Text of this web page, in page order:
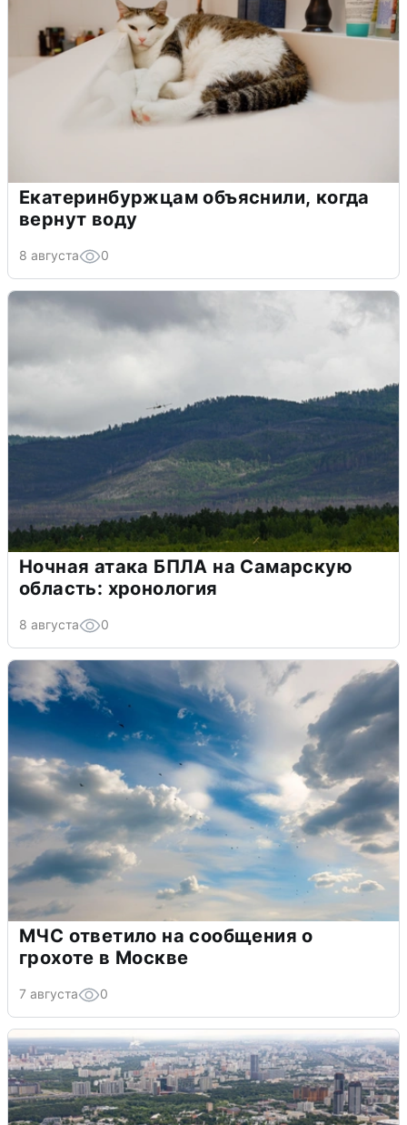
Екатеринбуржцам объяснили, когда
вернут воду
8 августа 0
Ночная атака БПЛА на Самарскую
область: хронология
8 августа 0
МЧС ответило на сообщения о
грохоте в Москве
7 августа 0